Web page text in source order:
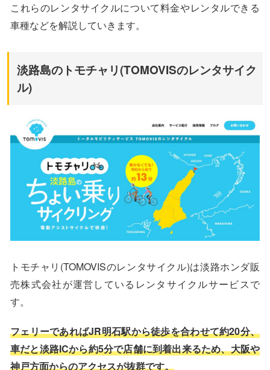
これらのレンタサイクルについて料金やレンタルできる
車種などを解説していきます。
淡路島のトモチャリ(TOMOVISのレンタサイク
ル)
トモチャリ(TOMOVISのレンタサイクル)は淡路ホンダ販
売株式会社が運営しているレンタサイクルサービスで
す。
フェリーであればJR明石駅から徒歩を合わせて約20分、
車だと淡路ICから約5分で店舗に到着出来るため、大阪や
神戸方面からのアクセスが抜群です。